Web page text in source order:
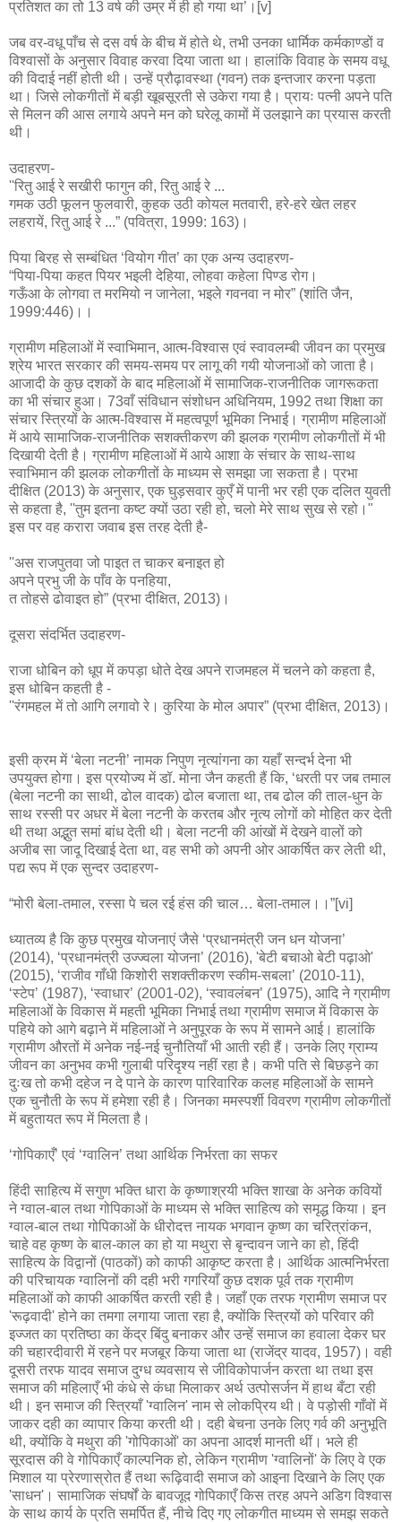
प्रतिशत का तो 13 वर्ष की उम्र में ही हो गया था’।[v]
जब वर-वधू पाँच से दस वर्ष के बीच में होते थे, तभी उनका धार्मिक कर्मकाण्डों व
विश्वासों के अनुसार विवाह करवा दिया जाता था। हालांकि विवाह के समय वधू
की विदाई नहीं होती थी। उन्हें प्रौढ़ावस्था (गवन) तक इन्तजार करना पड़ता
था। जिसे लोकगीतों में बड़ी खूबसूरती से उकेरा गया है। प्रायः पत्नी अपने पति
से मिलन की आस लगाये अपने मन को घरेलू कामों में उलझाने का प्रयास करती
थी।
उदाहरण-
''रितु आई रे सखीरी फागुन की, रितु आई रे ...
गमक उठी फूलन फुलवारी, कुहक उठी कोयल मतवारी, हरे-हरे खेत लहर
लहरायें, रितु आई रे ...” (पवित्रा, 1999: 163)।
पिया बिरह से सम्बंधित ‘वियोग गीत’ का एक अन्य उदाहरण-
“पिया-पिया कहत पियर भइली देहिया, लोहवा कहेला पिण्ड रोग।
गऊँआ के लोगवा त मरमियो न जानेला, भइले गवनवा न मोर” (शांति जैन,
1999:446)।।
ग्रामीण महिलाओं में स्वाभिमान, आत्म-विश्वास एवं स्वावलम्बी जीवन का प्रमुख
श्रेय भारत सरकार की समय-समय पर लागू की गयी योजनाओं को जाता है।
आजादी के कुछ दशकों के बाद महिलाओं में सामाजिक-राजनीतिक जागरूकता
का भी संचार हुआ। 73वाँ संविधान संशोधन अधिनियम, 1992 तथा शिक्षा का
संचार स्त्रियों के आत्म-विश्वास में महत्वपूर्ण भूमिका निभाई। ग्रामीण महिलाओं
में आये सामाजिक-राजनीतिक सशक्तीकरण की झलक ग्रामीण लोकगीतों में भी
दिखायी देती है। ग्रामीण महिलाओं में आये आशा के संचार के साथ-साथ
स्वाभिमान की झलक लोकगीतों के माध्यम से समझा जा सकता है। प्रभा
दीक्षित (2013) के अनुसार, एक घुड़सवार कुएँ में पानी भर रही एक दलित युवती
से कहता है, ''तुम इतना कष्ट क्यों उठा रही हो, चलो मेरे साथ सुख से रहो।"
इस पर वह करारा जवाब इस तरह देती है-
''अस राजपुतवा जो पाइत त चाकर बनाइत हो
अपने प्रभु जी के पाँव के पनहिया,
त तोहसे ढोवाइत हो” (प्रभा दीक्षित, 2013)।
दूसरा संदर्भित उदाहरण-
राजा धोबिन को धूप में कपड़ा धोते देख अपने राजमहल में चलने को कहता है,
इस धोबिन कहती है -
''रंगमहल में तो आगि लगावो रे। कुरिया के मोल अपार” (प्रभा दीक्षित, 2013)।
इसी क्रम में ‘बेला नटनी’ नामक निपुण नृत्यांगना का यहाँ सन्दर्भ देना भी
उपयुक्त होगा। इस प्रयोज्य में डॉ. मोना जैन कहती हैं कि, ‘धरती पर जब तमाल
(बेला नटनी का साथी, ढोल वादक) ढोल बजाता था, तब ढोल की ताल-धुन के
साथ रस्सी पर अधर में बेला नटनी के करतब और नृत्य लोगों को मोहित कर देती
थी तथा अद्भुत समां बांध देती थी। बेला नटनी की आंखों में देखने वालों को
अजीब सा जादू दिखाई देता था, वह सभी को अपनी ओर आकर्षित कर लेती थी,
पद्य रूप में एक सुन्दर उदाहरण-
“मोरी बेला-तमाल, रस्सा पे चल रई हंस की चाल… बेला-तमाल।।”[vi]
ध्यातव्य है कि कुछ प्रमुख योजनाएं जैसे ‘प्रधानमंत्री जन धन योजना’
(2014), ‘प्रधानमंत्री उज्ज्वला योजना’ (2016), 'बेटी बचाओ बेटी पढ़ाओ'
(2015), ‘राजीव गाँधी किशोरी सशक्तीकरण स्कीम-सबला’ (2010-11),
‘स्टेप’ (1987), ‘स्वाधार’ (2001-02), ‘स्वावलंबन’ (1975), आदि ने ग्रामीण
महिलाओं के विकास में महती भूमिका निभाई तथा ग्रामीण समाज में विकास के
पहिये को आगे बढ़ाने में महिलाओं ने अनुपूरक के रूप में सामने आई। हालांकि
ग्रामीण औरतों में अनेक नई-नई चुनौतियाँ भी आती रही हैं। उनके लिए ग्राम्य
जीवन का अनुभव कभी गुलाबी परिदृश्य नहीं रहा है। कभी पति से बिछड़ने का
दुःख तो कभी दहेज न दे पाने के कारण पारिवारिक कलह महिलाओं के सामने
एक चुनौती के रूप में हमेशा रही है। जिनका ममस्पर्शी विवरण ग्रामीण लोकगीतों
में बहुतायत रूप में मिलता है।
‘गोपिकाएँ’ एवं ‘ग्वालिन’ तथा आर्थिक निर्भरता का सफर
हिंदी साहित्य में सगुण भक्ति धारा के कृष्णाश्रयी भक्ति शाखा के अनेक कवियों
ने ग्वाल-बाल तथा गोपिकाओं के माध्यम से भक्ति साहित्य को समृद्ध किया। इन
ग्वाल-बाल तथा गोपिकाओं के धीरोदत्त नायक भगवान कृष्ण का चरित्रांकन,
चाहे वह कृष्ण के बाल-काल का हो या मथुरा से बृन्दावन जाने का हो, हिंदी
साहित्य के विद्वानों (पाठकों) को काफी आकृष्ट करता है। आर्थिक आत्मनिर्भरता
की परिचायक ग्वालिनों की दही भरी गगरियाँ कुछ दशक पूर्व तक ग्रामीण
महिलाओं को काफी आकर्षित करती रही है। जहाँ एक तरफ ग्रामीण समाज पर
'रूढ़वादी' होने का तमगा लगाया जाता रहा है, क्योंकि स्त्रियों को परिवार की
इज्जत का प्रतिष्ठा का केंद्र बिंदु बनाकर और उन्हें समाज का हवाला देकर घर
की चहारदीवारी में रहने पर मजबूर किया जाता था (राजेंद्र यादव, 1957)। वही
दूसरी तरफ यादव समाज दुग्ध व्यवसाय से जीविकोपार्जन करता था तथा इस
समाज की महिलाएँ भी कंधे से कंधा मिलाकर अर्थ उत्पोसर्जन में हाथ बँटा रही
थी। इन समाज की स्त्रियाँ 'ग्वालिन' नाम से लोकप्रिय थी। वे पड़ोसी गाँवों में
जाकर दही का व्यापार किया करती थी। दही बेचना उनके लिए गर्व की अनुभूति
थी, क्योंकि वे मथुरा की 'गोपिकाओं' का अपना आदर्श मानती थीं। भले ही
सूरदास की वे गोपिकाएँ काल्पनिक हो, लेकिन ग्रामीण 'ग्वालिनों' के लिए वे एक
मिशाल या प्रेरणास्रोत हैं तथा रूढ़िवादी समाज को आइना दिखाने के लिए एक
'साधन'। सामाजिक संघर्षों के बावजूद गोपिकाएँ किस तरह अपने अडिग विश्वास
के साथ कार्य के प्रति समर्पित हैं, नीचे दिए गए लोकगीत माध्यम से समझ सकते